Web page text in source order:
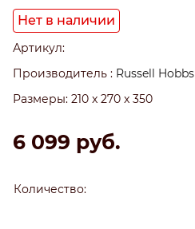
Нет в наличии
Артикул:
Производитель : Russell Hobbs
Размеры: 210 x 270 x 350
6 099 руб.
Количество: